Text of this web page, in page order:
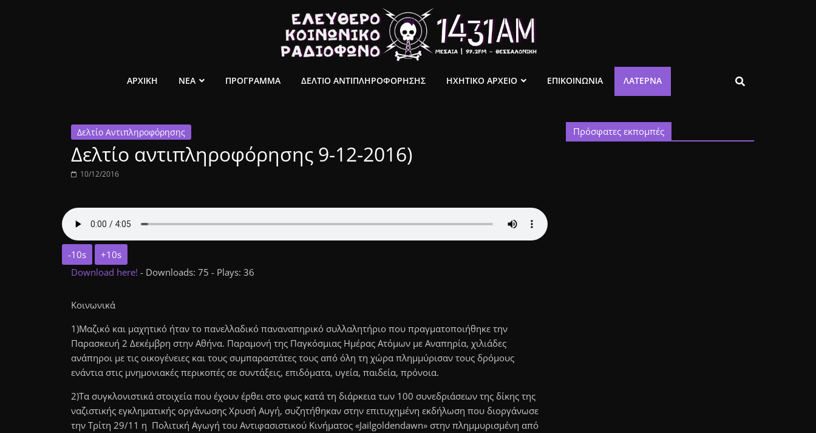
ελεύθερο
ραδιόφωνο
1431AM
ΑΡΧΙΚΗ ΝΕΑ ΠΡΟΓΡΑΜΜΑ ΔΕΛΤΙΟ ΑΝΤΙΠΛΗΡΟΦΟΡΗΣΗΣ ΗΧΗΤΙΚΟ ΑΡΧΕΙΟ ΕΠΙΚΟΙΝΩΝΙΑ ΛΑΤΈΡΝΑ
Δελτίο Αντιπληροφόρησης
Δελτίο αντιπληροφόρησης 9-12-2016)
10/12/2016
-10s
+10s
Download here! - Downloads: 75 - Plays: 36
Κοινωνικά
1)Μαζικό και μαχητικό ήταν το πανελλαδικό παναναπηρικό συλλαλητήριο που πραγματοποιήθηκε την
Παρασκευή 2 Δεκέμβρη στην Αθήνα. Παραμονή της Παγκόσμιας Ημέρας Ατόμων με Αναπηρία, χιλιάδες
ανάπηροι με τις οικογένειες και τους συμπαραστάτες τους από όλη τη χώρα πλημμύρισαν τους δρόμους
ενάντια στις μνημονιακές περικοπές σε συντάξεις, επιδόματα, υγεία, παιδεία, πρόνοια.
2)Τα συγκλονιστικά στοιχεία που έχουν έρθει στο φως κατά τη διάρκεια των 100 συνεδριάσεων της δίκης της
ναζιστικής εγκληματικής οργάνωσης Χρυσή Αυγή, συζητήθηκαν στην επιτυχημένη εκδήλωση που διοργάνωσε
την Τρίτη 29/11 η Πολιτική Αγωγή του Αντιφασιστικού Κινήματος «Jailgoldendawn» στην πλημμυρισμένη από
Πρόσφατες εκπομπές